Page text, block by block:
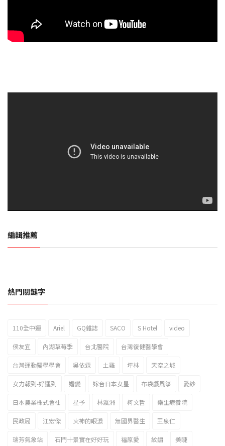
編輯推薦
2023新北市北海岸國際風箏節「風在石起」霸氣回歸
熱門關鍵字
110全中運 Ariel GQ雜誌 SACO S Hotel video
侯友宜 內湖草莓季 台北醫院 台灣復健醫學會
台灣運動醫學學會 吳依霖 土雞 坪林 天空之城
女力報到-好運到 婚變 嫁台日本女星 布袋戲風箏 愛紗
日本農業株式會社 星予 林瀛洲 柯文哲 樂生療養院
民政局 江宏傑 火神的眼淚 無國界醫生 王泉仁
瑞芳氣象站 石門十景實在好好玩 福原愛 紋繡 美睫